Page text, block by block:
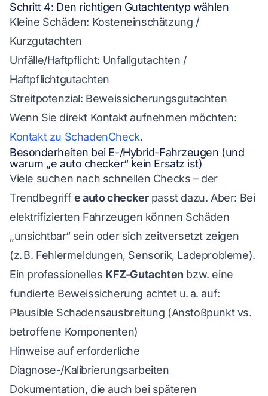
Schritt 4: Den richtigen Gutachtentyp wählen
Kleine Schäden: Kosteneinschätzung /
Kurzgutachten
Unfälle/Haftpflicht: Unfallgutachten /
Haftpflichtgutachten
Streitpotenzial: Beweissicherungsgutachten
Wenn Sie direkt Kontakt aufnehmen möchten:
Kontakt zu SchadenCheck.
Besonderheiten bei E-/Hybrid-Fahrzeugen (und
warum „e auto checker“ kein Ersatz ist)
Viele suchen nach schnellen Checks – der
Trendbegriffe auto checkerpasst dazu. Aber: Bei
elektrifizierten Fahrzeugen können Schäden
„unsichtbar“ sein oder sich zeitversetzt zeigen
(z. B. Fehlermeldungen, Sensorik, Ladeprobleme).
Ein professionelles KFZ-Gutachten bzw. eine
fundierte Beweissicherung achtet u. a. auf:
Plausible Schadensausbreitung (Anstoßpunkt vs.
betroffene Komponenten)
Hinweise auf erforderliche
Diagnose-/Kalibrierungsarbeiten
Dokumentation, die auch bei späteren